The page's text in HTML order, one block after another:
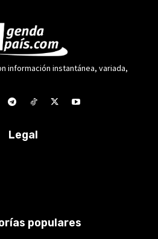
información instantánea, variada,
Legal
populares